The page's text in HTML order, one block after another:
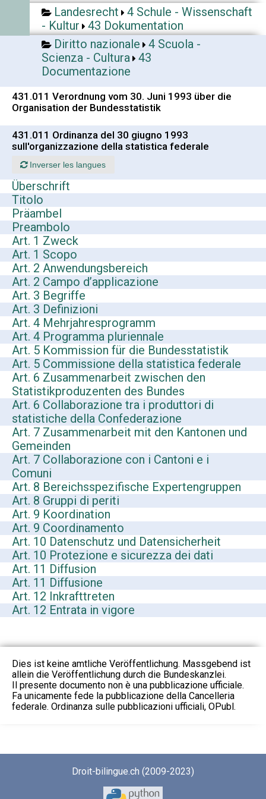
Landesrecht
4 Schule - Wissenschaft
- Kultur
43 Dokumentation
Diritto nazionale
4 Scuola -
Scienza - Cultura 43
Documentazione
431.011 Verordnung vom 30. Juni 1993 über die
Organisation der Bundesstatistik
431.011 Ordinanza del 30 giugno 1993
sull'organizzazione della statistica federale
Inverser les langues
Überschrift
Titolo
Präambel
Preambolo
Art. 1 Zweck
Art. 1 Scopo
Art. 2 Anwendungsbereich
Art. 2 Campo d’applicazione
Art. 3 Begriffe
Art. 3 Definizioni
Art. 4 Mehrjahresprogramm
Art. 4 Programma pluriennale
Art. 5 Kommission für die Bundesstatistik
Art. 5 Commissione della statistica federale
Art. 6 Zusammenarbeit zwischen den
Statistikproduzenten des Bundes
Art. 6 Collaborazione tra i produttori di
statistiche della Confederazione
Art. 7 Zusammenarbeit mit den Kantonen und
Gemeinden
Art. 7 Collaborazione con i Cantoni e i
Comuni
Art. 8 Bereichsspezifische Expertengruppen
Art. 8 Gruppi di periti
Art. 9 Koordination
Art. 9 Coordinamento
Art. 10 Datenschutz und Datensicherheit
Art. 10 Protezione e sicurezza dei dati
Art. 11 Diffusion
Art. 11 Diffusione
Art. 12 Inkrafttreten
Art. 12 Entrata in vigore
Dies ist keine amtliche Veröffentlichung. Massgebend ist
allein die Veröffentlichung durch die Bundeskanzlei.
Il presente documento non è una pubblicazione ufficiale.
Fa unicamente fede la pubblicazione della Cancelleria
federale. Ordinanza sulle pubblicazioni ufficiali, OPubl.
Droit-bilingue.ch (2009-2023)